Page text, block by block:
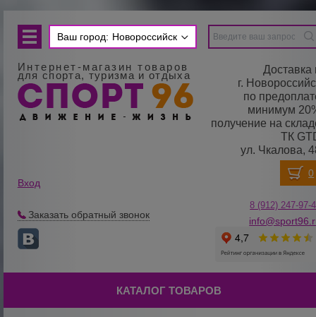
Ваш город: Новороссийск
Интернет-магазин товаров
для спорта, туризма и отдыха
Доставка
г.
по
минимум
получение на
ТК
ул. Чкалова,
Вход
Заказать обратный звонок
8 (912) 247-97-
КАТАЛОГ ТОВАРОВ